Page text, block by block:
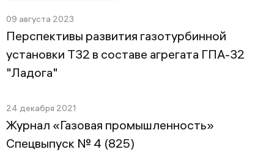
09 августа 2023
Перспективы развития газотурбинной
установки Т32 в составе агрегата ГПА-32
"Ладога"
24 декабря 2021
Журнал «Газовая промышленность»
Спецвыпуск № 4 (825)